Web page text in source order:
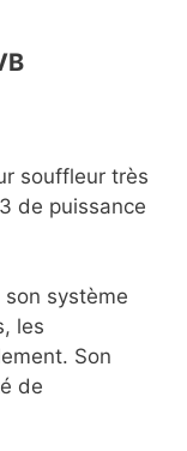
souffleur très
de puissance
système
les
Son
de